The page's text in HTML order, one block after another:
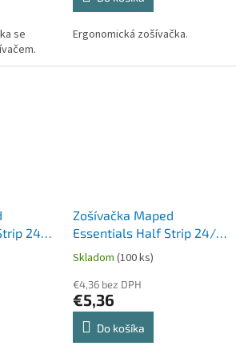
se
Ergonomická zošívačka.
24/6
Zošívačka Maped
Essentials Half Strip 24/6
- na 20 alebo 25 listov
Skladom (100 ks)
€4,36 bez DPH
€5,36
Do košíka